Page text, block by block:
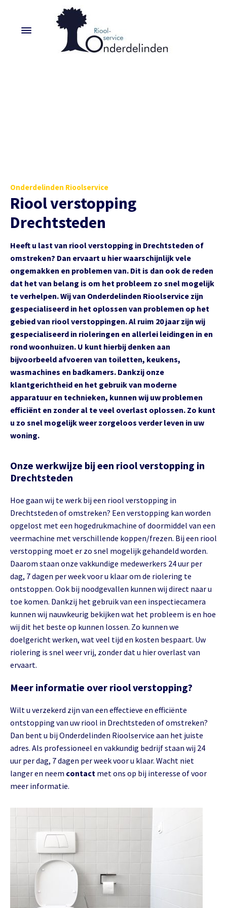
Onderdelinden Rioolservice
Riool verstopping
Drechtsteden
Heeft u last van riool verstopping in Drechtsteden of
omstreken? Dan ervaart u hier waarschijnlijk vele
ongemakken en problemen van. Dit is dan ook de reden
dat het van belang is om het probleem zo snel mogelijk
te verhelpen. Wij van Onderdelinden Rioolservice zijn
gespecialiseerd in het oplossen van problemen op het
gebied van riool verstoppingen. Al ruim 20 jaar zijn wij
gespecialiseerd in rioleringen en allerlei leidingen in en
rond woonhuizen. U kunt hierbij denken aan
bijvoorbeeld afvoeren van toiletten, keukens,
wasmachines en badkamers. Dankzij onze
klantgerichtheid en het gebruik van moderne
apparatuur en technieken, kunnen wij uw problemen
efficiënt en zonder al te veel overlast oplossen. Zo kunt
u zo snel mogelijk weer zorgeloos verder leven in uw
woning.
Onze werkwijze bij een riool verstopping in
Drechtsteden
Hoe gaan wij te werk bij een riool verstopping in
Drechtsteden of omstreken? Een verstopping kan worden
opgelost met een hogedrukmachine of doormiddel van een
veermachine met verschillende koppen/frezen. Bij een riool
verstopping moet er zo snel mogelijk gehandeld worden.
Daarom staan onze vakkundige medewerkers 24 uur per
dag, 7 dagen per week voor u klaar om de riolering te
ontstoppen. Ook bij noodgevallen kunnen wij direct naar u
toe komen. Dankzij het gebruik van een inspectiecamera
kunnen wij nauwkeurig bekijken wat het probleem is en hoe
wij dit het beste op kunnen lossen. Zo kunnen we
doelgericht werken, wat veel tijd en kosten bespaart. Uw
riolering is snel weer vrij, zonder dat u hier overlast van
ervaart.
Meer informatie over riool verstopping?
Wilt u verzekerd zijn van een effectieve en efficiënte
ontstopping van uw riool in Drechtsteden of omstreken?
Dan bent u bij Onderdelinden Rioolservice aan het juiste
adres. Als professioneel en vakkundig bedrijf staan wij 24
uur per dag, 7 dagen per week voor u klaar. Wacht niet
langer en neem contact met ons op bij interesse of voor
meer informatie.